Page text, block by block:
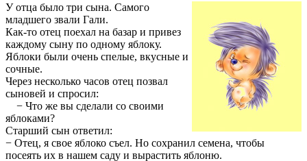
У отца было три сына. Самого
младшего звали Гали.
Как-то отец поехал на базар и привез
каждому сыну по одному яблоку.
Яблоки были очень спелые, вкусные и
сочные.
Через несколько часов отец позвал
сыновей и спросил:
− Что же вы сделали со своими
яблоками?
Старший сын ответил:
− Отец, я свое яблоко съел. Но сохранил семена, чтобы
посеять их в нашем саду и вырастить яблоню.